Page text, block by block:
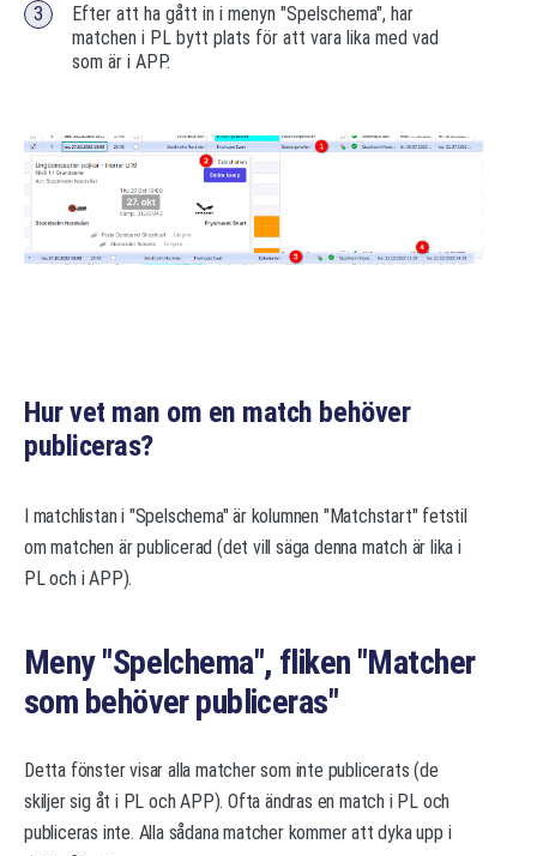
Efter att ha gått in i menyn "Spelschema", har
matchen i PL bytt plats för att vara lika med vad
som är i APP.
Hur vet man om en match behöver
publiceras?
I matchlistan i "Spelschema" är kolumnen "Matchstart" fetstil
om matchen är publicerad (det vill säga denna match är lika i
PL och i APP).
Meny "Spelchema", fliken "Matcher
som behöver publiceras"
Detta fönster visar alla matcher som inte publicerats (de
skiljer sig åt i PL och APP). Ofta ändras en match i PL och
publiceras inte. Alla sådana matcher kommer att dyka upp i